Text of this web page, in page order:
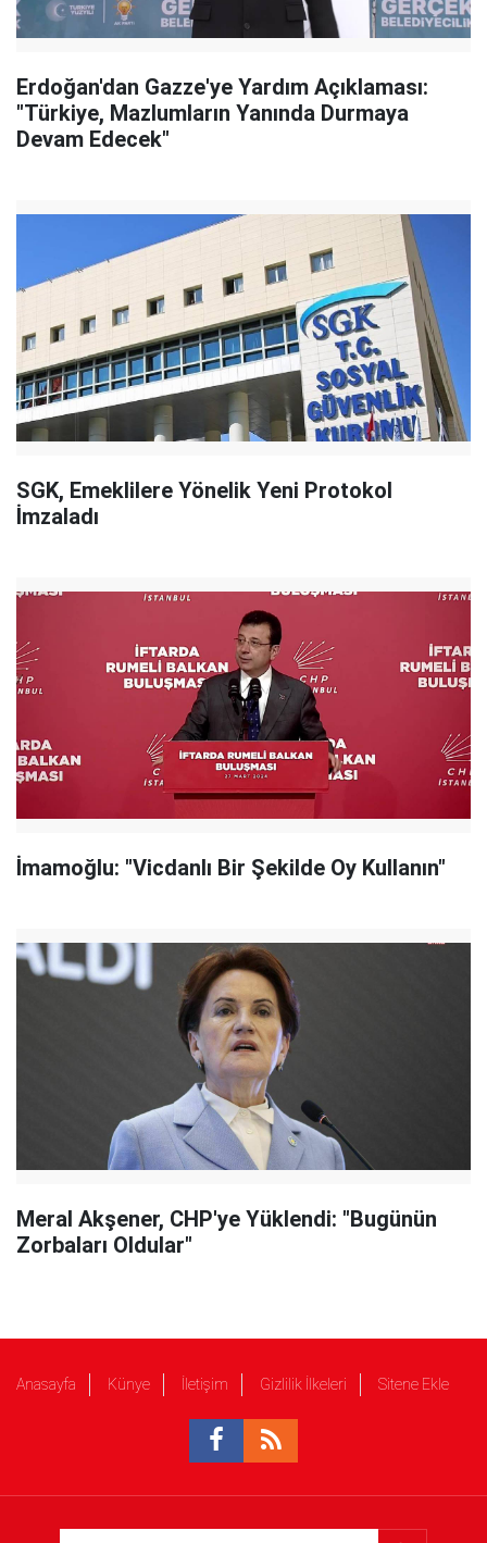
Erdoğan'dan Gazze'ye Yardım Açıklaması:
"Türkiye, Mazlumların Yanında Durmaya
Devam Edecek"
SGK, Emeklilere Yönelik Yeni Protokol
İmzaladı
İmamoğlu: "Vicdanlı Bir Şekilde Oy Kullanın"
Meral Akşener, CHP'ye Yüklendi: "Bugünün
Zorbaları Oldular"
Anasayfa Künye İletişim Gizlilik İlkeleri Sitene Ekle